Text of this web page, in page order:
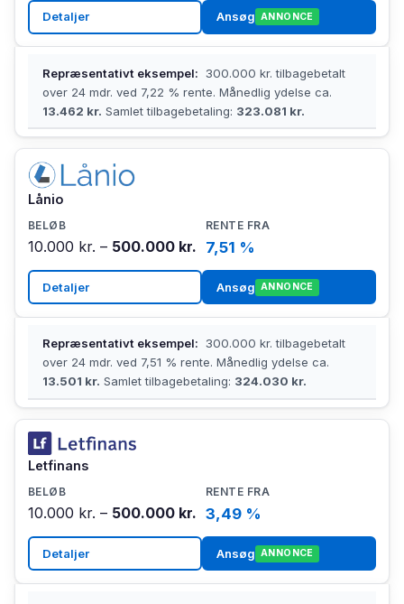
Detaljer Ansøg ANNONCE
Repræsentativt eksempel: 300.000 kr. tilbagebetalt
over 24 mdr. ved 7,22 % rente. Månedlig ydelse ca.
13.462 kr. Samlet tilbagebetaling: 323.081 kr.
Lånio
10.000 kr. – 500.000 kr. 7,51 %
Detaljer Ansøg ANNONCE
Repræsentativt eksempel: 300.000 kr. tilbagebetalt
over 24 mdr. ved 7,51 % rente. Månedlig ydelse ca.
13.501 kr. Samlet tilbagebetaling: 324.030 kr.
Letfinans
10.000 kr. – 500.000 kr. 3,49 %
Detaljer Ansøg ANNONCE